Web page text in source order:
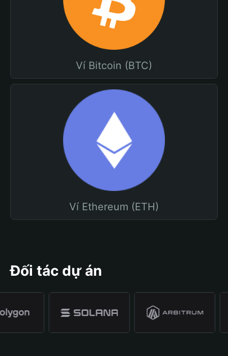
Ví Bitcoin (BTC)
Ví Ethereum (ETH)
Đối tác dự án